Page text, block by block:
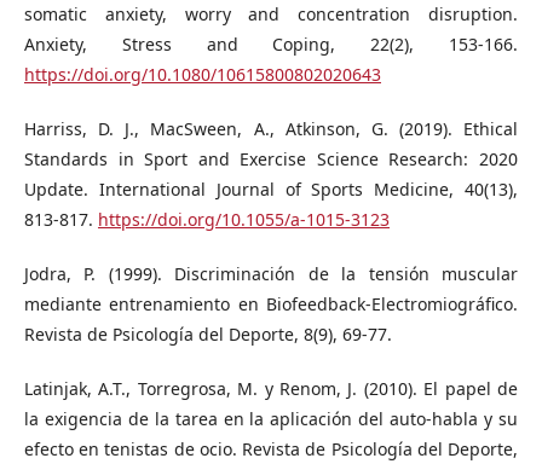
somatic anxiety, worry and concentration disruption.
Anxiety, Stress and Coping, 22(2), 153-166.
https://doi.org/10.1080/10615800802020643
Harriss, D. J., MacSween, A., Atkinson, G. (2019). Ethical
Standards in Sport and Exercise Science Research: 2020
Update. International Journal of Sports Medicine, 40(13),
813-817. https://doi.org/10.1055/a-1015-3123
Jodra, P. (1999). Discriminación de la tensión muscular
mediante entrenamiento en Biofeedback-Electromiográfico.
Revista de Psicología del Deporte, 8(9), 69-77.
Latinjak, A.T., Torregrosa, M. y Renom, J. (2010). El papel de
la exigencia de la tarea en la aplicación del auto-habla y su
efecto en tenistas de ocio. Revista de Psicología del Deporte,